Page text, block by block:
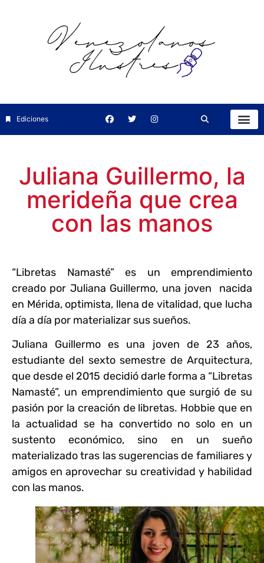
Ediciones
Juliana Guillermo, la
merideña que crea
con las manos
“Libretas Namasté” es un emprendimiento
creado por Juliana Guillermo, una joven nacida
en Mérida, optimista, llena de vitalidad, que lucha
día a día por materializar sus sueños.
Juliana Guillermo es una joven de 23 años,
estudiante del sexto semestre de Arquitectura,
que desde el 2015 decidió darle forma a “Libretas
Namasté”, un emprendimiento que surgió de su
pasión por la creación de libretas. Hobbie que en
la actualidad se ha convertido no solo en un
sustento económico, sino en un sueño
materializado tras las sugerencias de familiares y
amigos en aprovechar su creatividad y habilidad
con las manos.